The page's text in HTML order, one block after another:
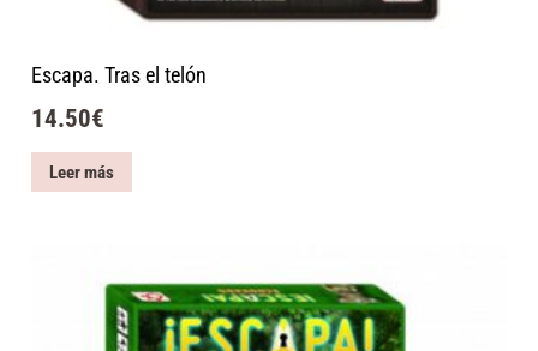
Escapa. Tras el telón
14.50€
Leer más